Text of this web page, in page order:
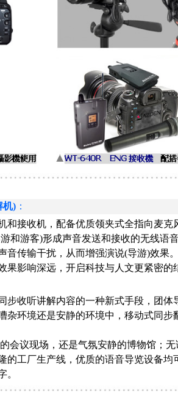
机) ：
接收机，配备优质领夹式全指向麦克
和游客)形成声音发送和接收的无线语
音传输干扰，从而增强演说(导游)效果
果影响深远，开启科技与人文更紧密的
收听讲解内容的一种新式手段，团体
杂环境还是安静的环境中，移动式同步
议现场，还是气氛安静的博物馆；无
的工厂生产线，优质的语音导览设备均
。